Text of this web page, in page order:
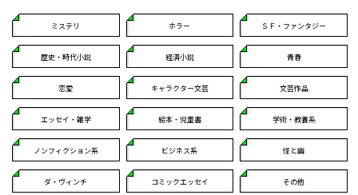
ミステリ ホラー ＳＦ・ファンタジー
歴史・時代小説 経済小説 青春
恋愛 キャラクター文芸 文芸作品
エッセイ・雑学 絵本・児童書 学術・教養系
ノンフィクション系 ビジネス系 怪と幽
ダ・ヴィンチ コミックエッセイ その他